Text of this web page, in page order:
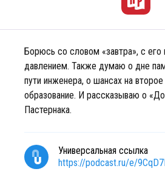
Борюсь со словом «завтра», с его
давлением. Также думаю о дне
пути инженера, о шансах на
образование. И рассказываю о
Пастернака.
Универсальная ссылка
https://podcast.ru/e/